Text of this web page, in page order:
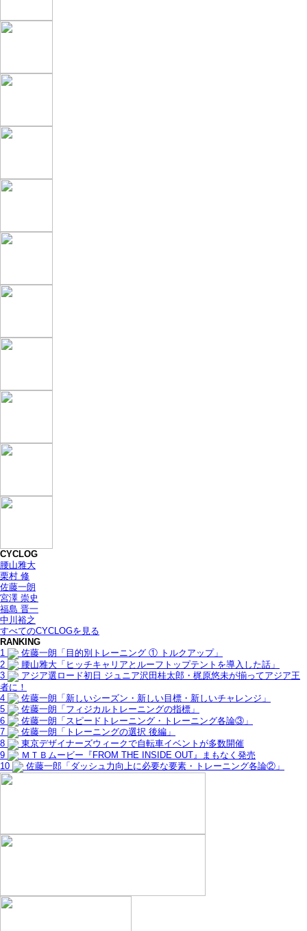
CYCLOG
腰山雅大
栗村 修
佐藤一朗
宮澤 崇史
福島 晋一
中川裕之
すべてのCYCLOGを見る
RANKING
1
佐藤一朗「目的別トレーニング ① トルクアップ」
2
腰山雅大「ヒッチキャリアとルーフトップテントを導入した話」
3
アジア選ロード初日 ジュニア沢田桂太郎・梶原悠未が揃ってアジア王
者に！
4
佐藤一朗「新しいシーズン・新しい目標・新しいチャレンジ」
5
佐藤一朗「フィジカルトレーニングの指標」
6
佐藤一朗「スピードトレーニング・トレーニング各論③」
7
佐藤一朗「トレーニングの選択 後編」
8
東京デザイナーズウィークで自転車イベントが多数開催
9
ＭＴＢムービー『FROM THE INSIDE OUT』まもなく発売
10
佐藤一郎「ダッシュ力向上に必要な要素・トレーニング各論②」